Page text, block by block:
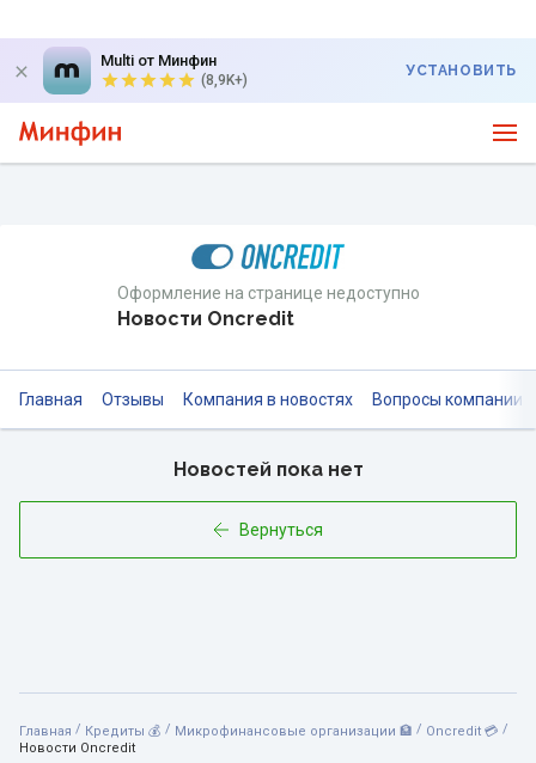
Multi от Минфин
(8,9K+)
УСТАНОВИТЬ
Оформление на странице недоступно
Новости Oncredit
Главная Отзывы Компания в новостях Вопросы компании
Новостей пока нет
Вернуться
Главная / Кредиты 💰 / Микрофинансовые организации 🏦 / Oncredit 💳 /
Новости Oncredit